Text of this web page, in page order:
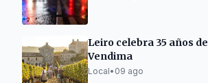
Leiro celebra 35 años
Vendima
Local• 09 ago